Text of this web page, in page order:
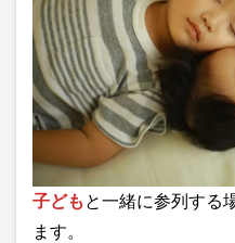
子ども と一緒に参列する
ます。